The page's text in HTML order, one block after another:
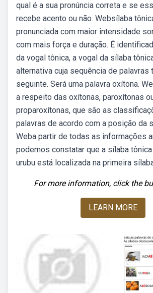
qual é a sua pronúncia correta e se
recebe acento ou não. Websílaba
pronunciada com maior intensidade
com mais força e duração. É
da vogal tônica, a vogal da sílaba
alternativa cuja sequência de palavras
seguinte. Será uma palavra oxítona.
a respeito das oxítonas, paroxítonas
proparoxítonas, que são as
palavras de acordo com a posição da
Weba partir de todas as informações
podemos constatar que a sílaba
urubu está localizada na primeira
For more information, click the
LEARN MORE